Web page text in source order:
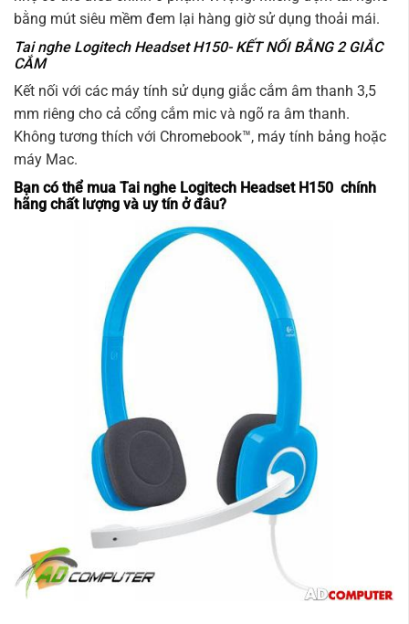
bằng mút siêu mềm đem lại hàng giờ sử dụng thoải mái.
Tai nghe Logitech Headset H150- KẾT NỐI BẰNG 2 GIẮC
CẮM
Kết nối với các máy tính sử dụng giắc cắm âm thanh 3,5
mm riêng cho cả cổng cắm mic và ngõ ra âm thanh.
Không tương thích với Chromebook™, máy tính bảng hoặc
máy Mac.
Bạn có thể mua Tai nghe Logitech Headset H150 chính
hãng chất lượng và uy tín ở đâu?